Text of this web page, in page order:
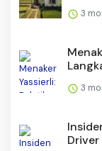
3
3
Driver